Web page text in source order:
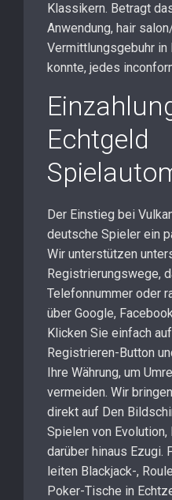
Klassikern. Betragt
Anwendung, hair
Vermittlungsgebuhr
konnte, jedes
Echtgeld
Der Einstieg bei
deutsche Spieler ein
Wir unterstützen
Registrierungswege,
Telefonnummer oder
über Google,
Klicken Sie einfach
Registrieren-Button
Ihre Währung, um
vermeiden. Wir
direkt auf Den
Spielen von
darüber hinaus
leiten Blackjack-,
Poker-Tische in